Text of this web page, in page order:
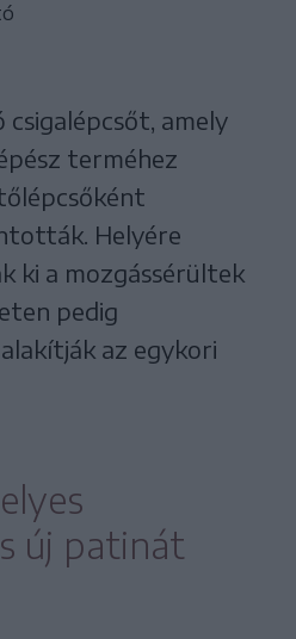
amely
terméhez
Helyére
ki a mozgássérültek
pedig
az egykori
új patinát